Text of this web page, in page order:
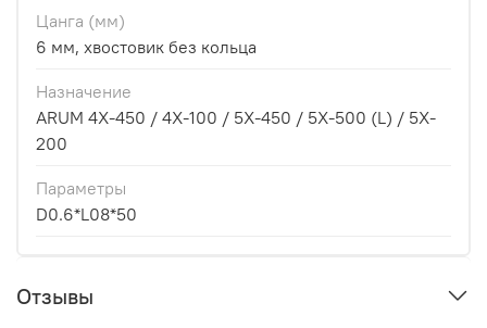
Цанга (мм)
6 мм, хвостовик без кольца
Назначение
ARUM 4X-450 / 4X-100 / 5X-450 / 5X-500 (L) / 5X-
200
Параметры
D0.6*L08*50
Отзывы